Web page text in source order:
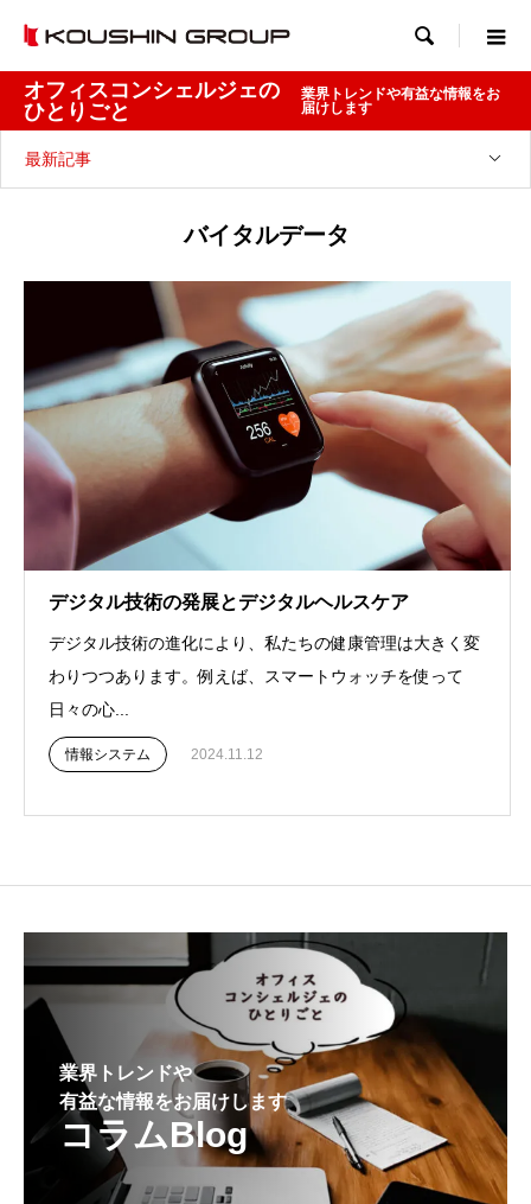

オフィスコンシェルジェの
ひとりごと
業界トレンドや有益な情報をお
届けします
最新記事
バイタルデータ
デジタル技術の発展とデジタルヘルスケア
デジタル技術の進化により、私たちの健康管理は大きく変
わりつつあります。例えば、スマートウォッチを使って
日々の心...
情報システム 2024.11.12
業界トレンドや
有益な情報をお届けします
コラムBlog